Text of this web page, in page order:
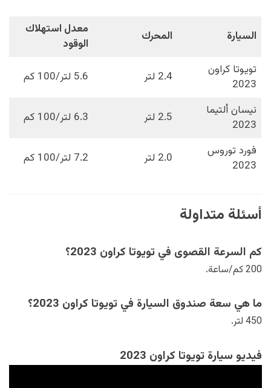
السيارة المحرك
معدل استهلاك
الوقود
تويوتا كراون
2023
2.4 لتر 5.6 لتر/100 كم
نيسان ألتيما
2023
2.5 لتر 6.3 لتر/100 كم
فورد توروس
2023
2.0 لتر 7.2 لتر/100 كم
أسئلة متداولة
كم السرعة القصوى في تويوتا كراون 2023؟
200 كم/ساعة.
ما هي سعة صندوق السيارة في تويوتا كراون 2023؟
450 لتر.
فيديو سيارة تويوتا كراون 2023